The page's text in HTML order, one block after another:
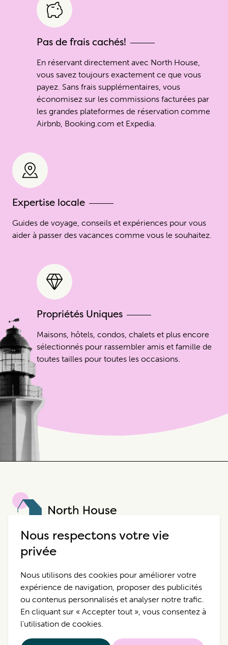
Pas de frais cachés!
En réservant directement avec North House,
vous savez toujours exactement ce que vous
payez. Sans frais supplémentaires, vous
économisez sur les commissions facturées par
les grandes plateformes de réservation comme
Airbnb, Booking.com et Expedia.
Expertise locale
Guides de voyage, conseils et expériences pour vous
aider à passer des vacances comme vous le souhaitez.
Propriétés Uniques
Maisons, hôtels, condos, chalets et plus encore
sélectionnés pour rassembler amis et famille de
toutes tailles pour toutes les occasions.
North House est une entreprise
hôtelière unique qui propose des
expériences extraordinaires.
Pour Nous Contacter
Propriétés
Nous respectons votre vie
privée
Nous utilisons des cookies pour améliorer votre
expérience de navigation, proposer des publicités
ou contenus personnalisés et analyser notre trafic.
En cliquant sur « Accepter tout », vous consentez à
l’utilisation de cookies.